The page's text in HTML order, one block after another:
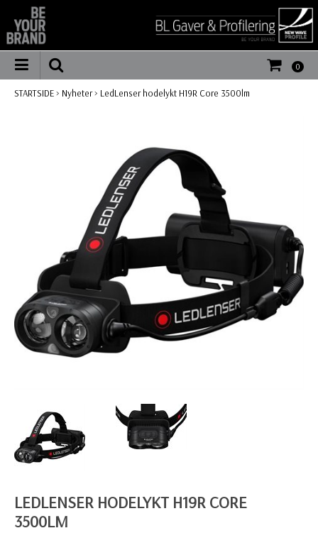
0
STARTSIDE> Nyheter> LedLenser hodelykt H19R Core 3500lm
LEDLENSER HODELYKT H19R CORE
3500LM